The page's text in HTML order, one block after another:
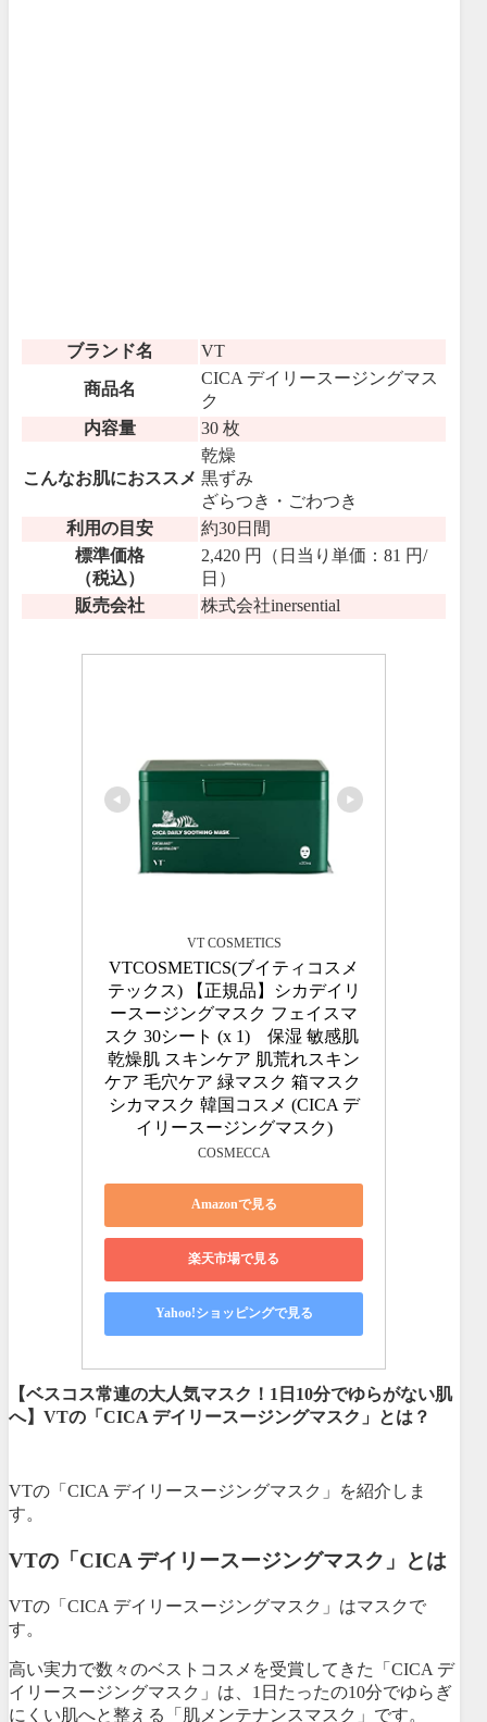
ブランド名 VT
商品名
CICA デイリースージングマス
ク
内容量
30 枚
こんなお肌におススメ
乾燥
黒ずみ
ざらつき・ごわつき
利用の目安
約30日間
標準価格
（税込）
2,420 円（日当り単価：81 円/
日）
販売会社
株式会社inersential
VT COSMETICS
VTCOSMETICS(ブイティコスメ
テックス) 【正規品】シカデイリ
ースージングマスク フェイスマ
スク 30シート (x 1)　保湿 敏感肌
乾燥肌 スキンケア 肌荒れスキン
ケア 毛穴ケア 緑マスク 箱マスク
シカマスク 韓国コスメ (CICA デ
イリースージングマスク)
COSMECCA
Amazonで見る
楽天市場で見る
Yahoo!ショッピングで見る
【ベスコス常連の大人気マスク！1日10分でゆらがない肌
へ】VTの「CICA デイリースージングマスク」とは？
VTの「CICA デイリースージングマスク」を紹介しま
す。
VTの「CICA デイリースージングマスク」とは
VTの「CICA デイリースージングマスク」はマスクで
す。
高い実力で数々のベストコスメを受賞してきた「CICA デ
イリースージングマスク」は、 1日たったの10分でゆらぎ
にくい肌へと整える
「肌メンテナンスマスク」です。